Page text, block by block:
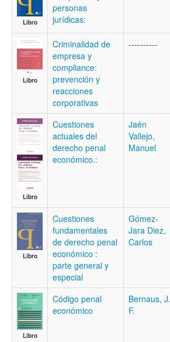
Libro
personas
jurídicas:
Libro
Criminalidad de
empresa y
compliance:
prevención y
reacciones
corporativas
----------
Libro
Cuestiones
actuales del
derecho penal
económico.:
Jaén
Vallejo,
Manuel
Libro
Cuestiones
fundamentales
de derecho penal
económico :
parte general y
especial
Gómez-
Jara Diez,
Carlos
Libro
Código penal
económico
Bernaus, J.
F.